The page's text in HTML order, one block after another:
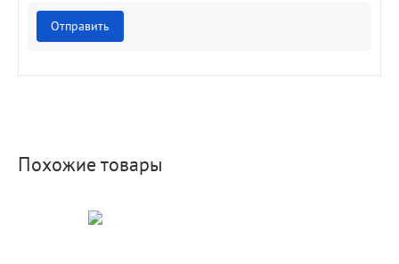
Отправить
Похожие товары